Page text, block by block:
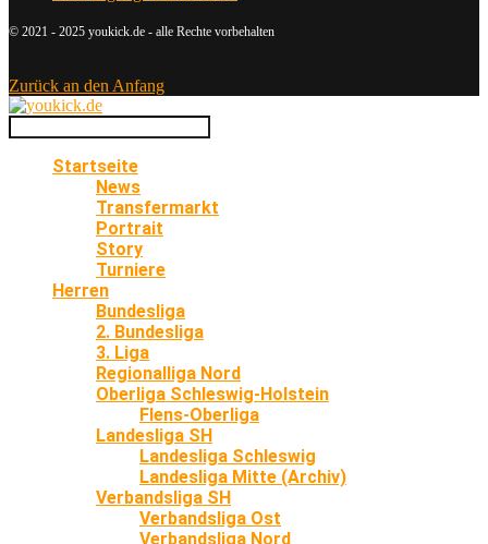
© 2021 - 2025 youkick.de - alle Rechte vorbehalten
Zurück an den Anfang
Startseite
News
Transfermarkt
Portrait
Story
Turniere
Herren
Bundesliga
2. Bundesliga
3. Liga
Regionalliga Nord
Oberliga Schleswig-Holstein
Flens-Oberliga
Landesliga SH
Landesliga Schleswig
Landesliga Mitte (Archiv)
Verbandsliga SH
Verbandsliga Ost
Verbandsliga Nord